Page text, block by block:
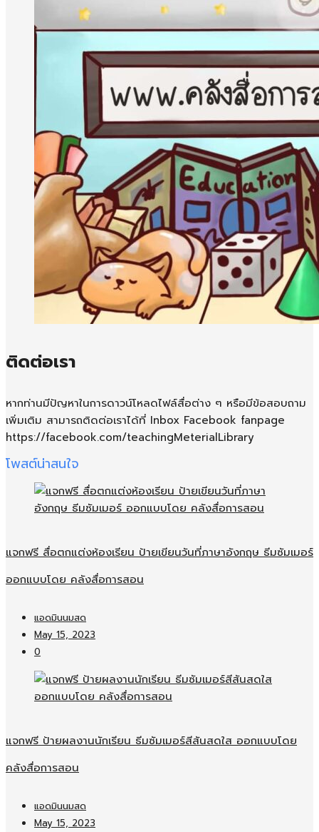
ติดต่อเรา
หากท่านมีปัญหาในการดาวน์โหลดไฟล์สื่อต่าง ๆ หรือมีข้อสอบถาม
เพิ่มเติม สามารถติดต่อเราได้ที่ Inbox Facebook fanpage
https://facebook.com/teachingMeterialLibrary
โพสต์น่าสนใจ
แจกฟรี สื่อตกแต่งห้องเรียน ป้ายเขียนวันที่ภาษาอังกฤษ ธีมซัมเมอร์
ออกแบบโดย คลังสื่อการสอน
แอดมินนมสด
May 15, 2023
0
แจกฟรี ป้ายผลงานนักเรียน ธีมซัมเมอร์สีสันสดใส ออกแบบโดย
คลังสื่อการสอน
แอดมินนมสด
May 15, 2023